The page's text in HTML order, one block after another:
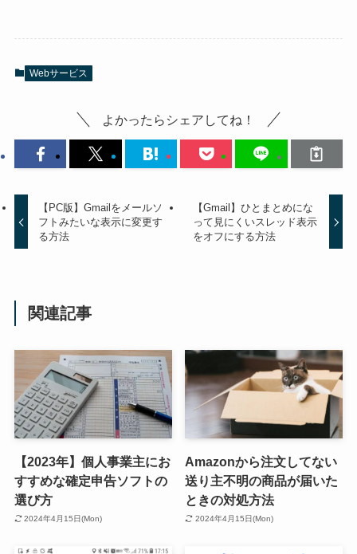
Webサービス
よかったらシェアしてね！
【PC版】Gmailをメールソ
フトみたいな表示に変更す
る方法
【Gmail】ひとまとめにな
って見にくいスレッド表示
をオフにする方法
関連記事
【2023年】個人事業主にお
すすめな確定申告ソフトの
選び方
2024年4月15日(Mon)
Amazonから注文してない
送り主不明の商品が届いた
ときの対処方法
2024年4月15日(Mon)